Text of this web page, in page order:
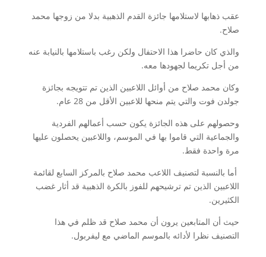
عقب ذهابها لاستلامها جائزة القدم الذهبية بدلا من زوجها محمد
صلاح.
والذي كان حاضرا هذا الاحتفال ولكن رغب باستلامها بالنيابة عنه
من أجل تكريما لجهودها معه.
وكان محمد صلاح من أوائل اللاعبين الذين تم تتويجه بجائزة
جولدن فوت والتي يتم منحها للاعبين الأقل من 28 عام.
وحصولهم على هذه الجائزة يكون حسب أعمالهم الفردية
والجماعية التي قاموا بها في الموسم، واللاعبين يحصلون عليها
مرة واحدة فقط.
أما بالنسبة لتصنيف اللاعب محمد صلاح بالمركز السابع لقائمة
اللاعبين الذين تم ترشيحهم للفوز بالكرة الذهبية قد أثار غضب
الكثيرين.
حيث أن المتابعين يرون أن محمد صلاح قد ظلم في هذا
التصنيف نظرا لأدائه بالموسم الماضي مع ليفربول.